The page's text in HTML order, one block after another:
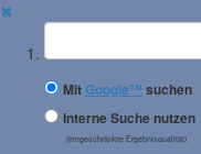
✖
Suchbegriff
MitGoogle™ suchen
Interne Suche nutzen
(eingeschränkte Ergebnisqualität)